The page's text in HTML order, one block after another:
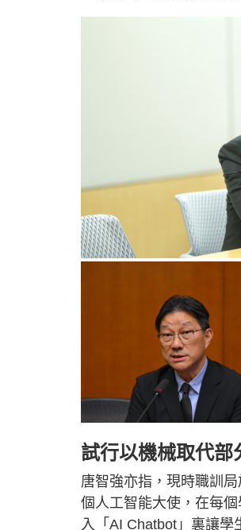
試行以機械取代部
唐智強亦指，現時職訓
個人工智能大使，在每
入「AI Chatbot」裏讓